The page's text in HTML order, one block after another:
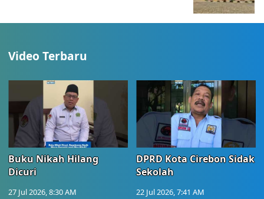
Video Terbaru
Buku Nikah Hilang
Dicuri
27 Jul 2026, 8:30 AM
DPRD Kota Cirebon Sidak
Sekolah
22 Jul 2026, 7:41 AM